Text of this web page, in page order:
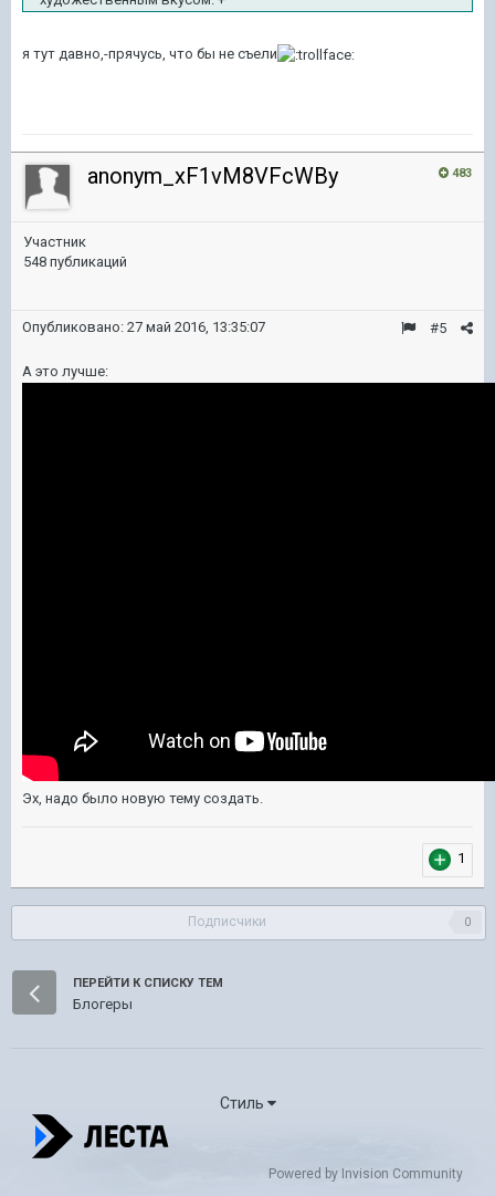
я тут давно,-прячусь, что бы не съели
483
anonym_xF1vM8VFcWBy
Участник
548 публикаций
#5
Опубликовано: 27 май 2016, 13:35:07
А это лучше:
Эх, надо было новую тему создать.
1
Подписчики 0
ПЕРЕЙТИ К СПИСКУ ТЕМ
Блогеры
Стиль
Powered by Invision Community